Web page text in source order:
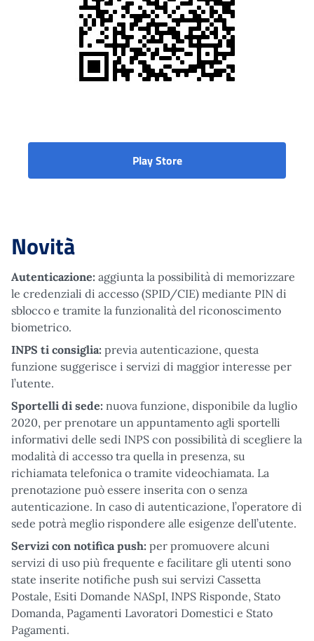
applicazione per Tablet su
Play Store
Novità
Autenticazione: aggiunta la possibilità di memorizzare
le credenziali di accesso (SPID/CIE) mediante PIN di
sblocco e tramite la funzionalità del riconoscimento
biometrico.
INPS ti consiglia: previa autenticazione, questa
funzione suggerisce i servizi di maggior interesse per
l’utente.
Sportelli di sede: nuova funzione, disponibile da luglio
2020, per prenotare un appuntamento agli sportelli
informativi delle sedi INPS con possibilità di scegliere la
modalità di accesso tra quella in presenza, su
richiamata telefonica o tramite videochiamata. La
prenotazione può essere inserita con o senza
autenticazione. In caso di autenticazione, l’operatore di
sede potrà meglio rispondere alle esigenze dell’utente.
Servizi con notifica push: per promuovere alcuni
servizi di uso più frequente e facilitare gli utenti sono
state inserite notifiche push sui servizi Cassetta
Postale, Esiti Domande NASpI, INPS Risponde, Stato
Domanda, Pagamenti Lavoratori Domestici e Stato
Pagamenti.